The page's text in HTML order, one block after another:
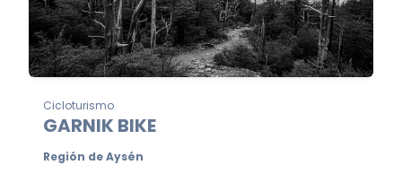
Cicloturismo
GARNIK BIKE
Región de Aysén